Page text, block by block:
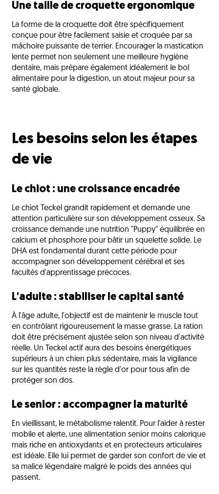
Une taille de croquette ergonomique
La forme de la croquette doit être spécifiquement
conçue pour être facilement saisie et croquée par sa
mâchoire puissante de terrier. Encourager la mastication
lente permet non seulement une meilleure hygiène
dentaire, mais prépare également idéalement le bol
alimentaire pour la digestion, un atout majeur pour sa
santé globale.
Les besoins selon les étapes
de vie
Le chiot : une croissance encadrée
Le chiot Teckel grandit rapidement et demande une
attention particulière sur son développement osseux. Sa
croissance demande une nutrition "Puppy" équilibrée en
calcium et phosphore pour bâtir un squelette solide. Le
DHA est fondamental durant cette période pour
accompagner son développement cérébral et ses
facultés d'apprentissage précoces.
L'adulte : stabiliser le capital santé
À l'âge adulte, l'objectif est de maintenir le muscle tout
en contrôlant rigoureusement la masse grasse. La ration
doit être précisément ajustée selon son niveau d'activité
réelle. Un Teckel actif aura des besoins énergétiques
supérieurs à un chien plus sédentaire, mais la vigilance
sur les quantités reste la règle d'or pour tous afin de
protéger son dos.
Le senior : accompagner la maturité
En vieillissant, le métabolisme ralentit. Pour l'aider à rester
mobile et alerte, une alimentation senior moins calorique
mais riche en antioxydants et en protecteurs articulaires
est idéale. Elle lui permet de garder son confort de vie et
sa malice légendaire malgré le poids des années qui
passent.